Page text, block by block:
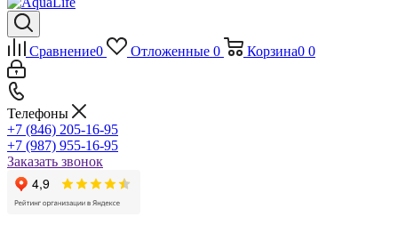
Сравнение0 Отложенные 0 Корзина0 0
Телефоны
+7 (846) 205-16-95
+7 (987) 955-16-95
Заказать звонок